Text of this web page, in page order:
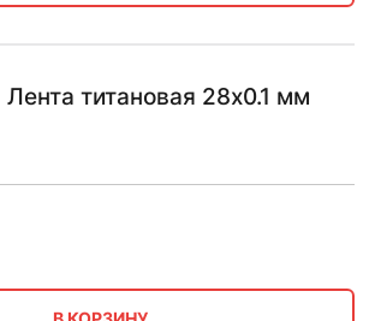
Лента титановая 28х0.1 мм